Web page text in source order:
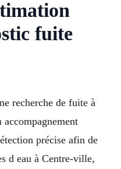
fuite
recherche de fuite à
précise afin de
d eau à Centre-ville,